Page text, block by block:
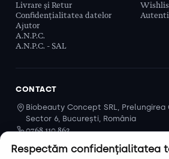
Livrare și Retur
Confidențialitatea datelor
Ajutor
A.N.P.C.
A.N.P.C. - SAL
CONTACT
Biobeauty Concept SRL, Prelungirea
Sector 6, București, România
0768 110 863
Luni–Vineri, 9:00 – 16:00
Respectăm confidențialitatea